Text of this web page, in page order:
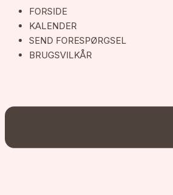
FORSIDE
KALENDER
SEND FORESPØRGSEL
BRUGSVILKÅR